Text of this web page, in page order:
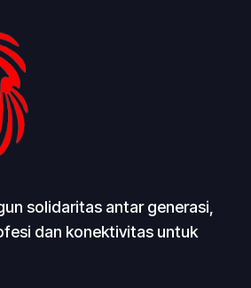
solidaritas antar generasi,
dan konektivitas untuk